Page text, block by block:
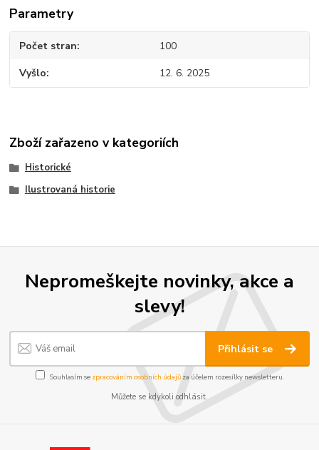
Parametry
Počet stran 100
Vyšlo 12. 6. 2025
Zboží zařazeno v kategoriích
Historické
Ilustrovaná historie
Nepromeškejte novinky, akce a
slevy!
Přihlásit se
Souhlasím se zpracováním osobních údajůza účelem rozesílky newsletteru.
Můžete se kdykoli odhlásit.